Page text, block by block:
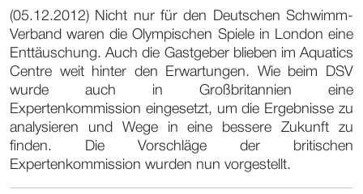
(05.12.2012) Nicht nur für den Deutschen Schwimm-
Verband waren die Olympischen Spiele in London eine
Enttäuschung. Auch die Gastgeber blieben im Aquatics
Centre weit hinter den Erwartungen. Wie beim DSV
wurde auch in Großbritannien eine
Expertenkommission eingesetzt, um die Ergebnisse zu
analysieren und Wege in eine bessere Zukunft zu
finden. Die Vorschläge der britischen
Expertenkommission wurden nun vorgestellt.